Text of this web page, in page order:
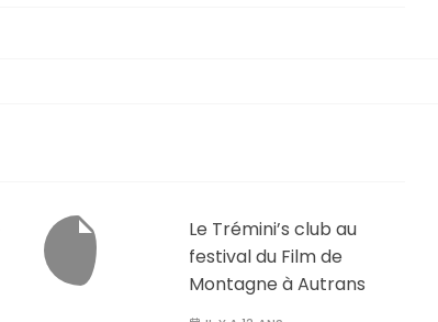
Le Trémini’s club au
festival du Film de
Montagne à Autrans